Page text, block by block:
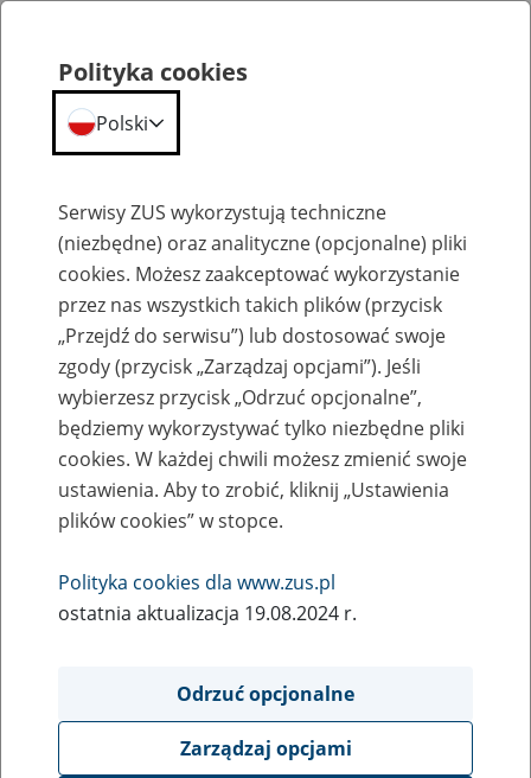
Aktualności
Świadczenia na zalanych terenach ZUS
wypłaca na bieżąco
19
września
2024
Na terenach dotkniętych powodzią Zakład
Ubezpieczeń Społecznych na bieżąco wypłaca
świadczenia, w tym 14 emerytury.
Polityka cookies
Polski
Serwisy ZUS wykorzystują techniczne
(niezbędne) oraz analityczne (opcjonalne) pliki
cookies. Możesz zaakceptować wykorzystanie
przez nas wszystkich takich plików (przycisk
„Przejdź do serwisu”) lub dostosować swoje
zgody (przycisk „Zarządzaj opcjami”). Jeśli
wybierzesz przycisk „Odrzuć opcjonalne”,
będziemy wykorzystywać tylko niezbędne pliki
cookies. W każdej chwili możesz zmienić swoje
ustawienia. Aby to zrobić, kliknij „Ustawienia
plików cookies” w stopce.
Polityka cookies dla www.zus.pl
ostatnia aktualizacja 19.08.2024 r.
Odrzuć opcjonalne
Zarządzaj opcjami